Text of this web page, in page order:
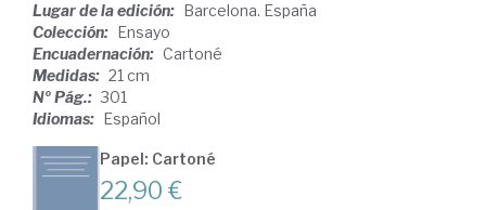
Lugar de la edición: Barcelona. España
Colección: Ensayo
Encuadernación: Cartoné
Medidas: 21 cm
Nº Pág.: 301
Idiomas: Español
Papel: Cartoné
22,90 €